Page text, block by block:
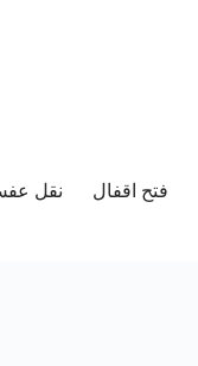
فتح اقفال نقل